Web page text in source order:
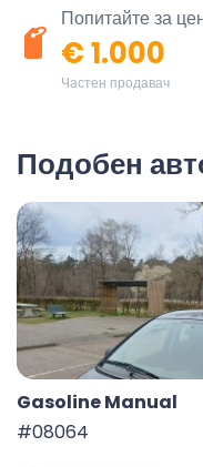
Попитайте за
€ 1.000
Частен продавач
Подобен
Gasoline Manual
#08064